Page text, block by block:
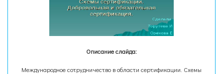
Описание слайда:
Международное сотрудничество в области сертификации. Схемы